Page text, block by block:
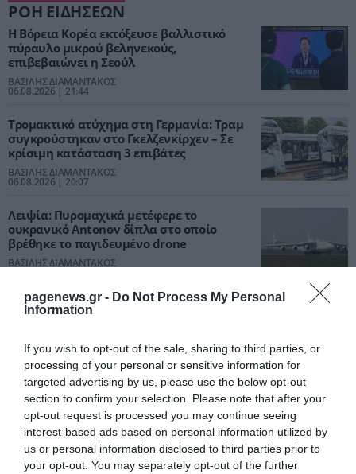
pagenews.gr - Do Not Process My Personal
Information
If you wish to opt-out of the sale, sharing to third parties, or
processing of your personal or sensitive information for
targeted advertising by us, please use the below opt-out
section to confirm your selection. Please note that after your
opt-out request is processed you may continue seeing
interest-based ads based on personal information utilized by
us or personal information disclosed to third parties prior to
your opt-out. You may separately opt-out of the further
ΡΟΗ ΕΙΔΗΣΕΩΝ
Η Βόρεια Κορέα εκτόξευσε βαλλιστικό
πύραυλο μικρού βεληνεκούς,
επιβεβαιώνει η Σεούλ
ΒΑΣΙΛΗΣ ΔΙΑΜΑΝΤΑΚΟΣ
06.08.2026 | 21:44
Τρομακτικό ατύχημα στη Γερμανία: Τραμ
συγκρούστηκαν στο Γκελζενκίρχεν – Σε
κρίσιμη κατάσταση 3 επιβάτες
ΒΑΣΙΛΗΣ ΔΙΑΜΑΝΤΑΚΟΣ
06.08.2026 | 20:07
Λειψία: Πυρομαχικά μετέφερε το
ουκρανικό Antonov δίπλα στο οποίο
βρέθηκε το παγιδευμένο drone
ΒΑΣΙΛΗΣ ΔΙΑΜΑΝΤΑΚΟΣ
Λονδίνο: Αφίσες της ταινίας «Η Μούμια»
ΒΑΣΙΛΗΣ ΔΙΑΜΑΝΤΑΚΟΣ
06.08.2026 | 11:14
PODCASTS